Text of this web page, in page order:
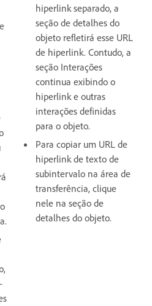
hiperlink separado, a
seção de detalhes do
objeto refletirá esse URL
de hiperlink. Contudo, a
seção Interações
continua exibindo o
hiperlink e outras
interações definidas
para o objeto.
Para copiar um URL de
hiperlink de texto de
subintervalo na área de
transferência, clique
nele na seção de
detalhes do objeto.